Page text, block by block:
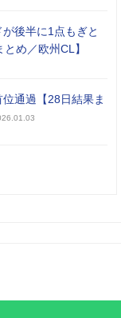
後半に1点もぎと
め／欧州CL】
通過【28日結果ま